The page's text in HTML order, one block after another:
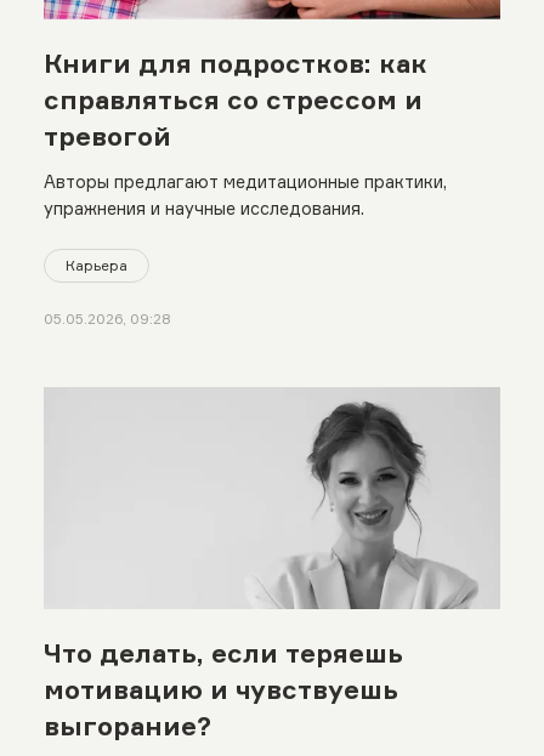
Книги для подростков: как
справляться со стрессом и
тревогой
Авторы предлагают медитационные практики,
упражнения и научные исследования.
Карьера
05.05.2026, 09:28
Что делать, если теряешь
мотивацию и чувствуешь
выгорание?